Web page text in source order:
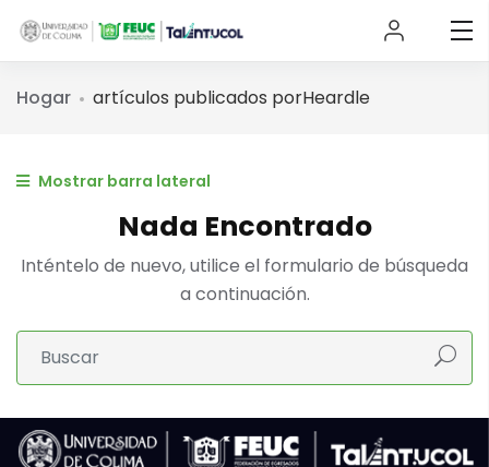
Hogar artículos publicados porHeardle
Mostrar barra lateral
Nada Encontrado
Inténtelo de nuevo, utilice el formulario de búsqueda
a continuación.